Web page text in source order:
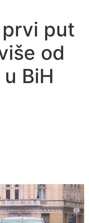
put
od
BiH